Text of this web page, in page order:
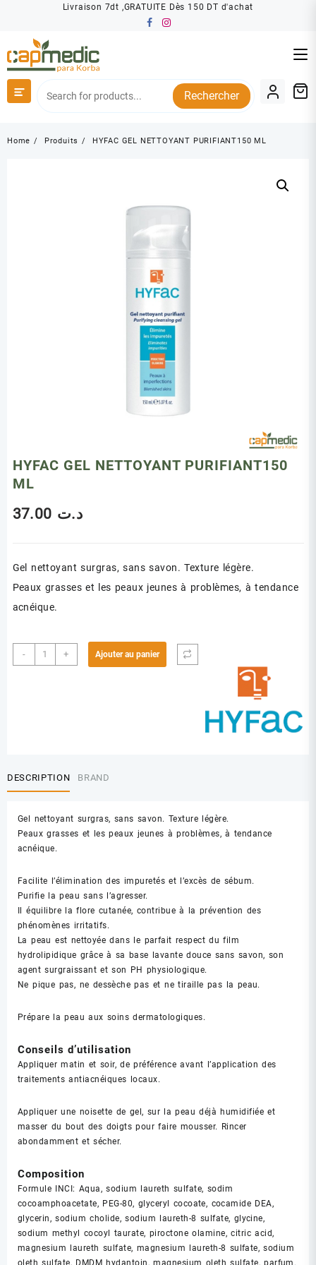
Livraison 7dt ,GRATUITE Dès 150 DT d'achat
Rechercher
Home Produits HYFAC GEL NETTOYANT PURIFIANT150 ML
HYFAC GEL NETTOYANT PURIFIANT150
ML
د.ت
Gel nettoyant surgras, sans savon. Texture légère.
Peaux grasses et les peaux jeunes à problèmes, à tendance
acnéique.
-
quantité
de
+ Ajouter au panier
DESCRIPTION BRAND
Gel nettoyant surgras, sans savon. Texture légère.
Peaux grasses et les peaux jeunes à problèmes, à tendance
acnéique.
Facilite l’élimination des impuretés et l’excès de sébum.
Purifie la peau sans l’agresser.
Il équilibre la flore cutanée, contribue à la prévention des
phénomènes irritatifs.
La peau est nettoyée dans le parfait respect du film
hydrolipidique grâce à sa base lavante douce sans savon, son
agent surgraissant et son PH physiologique.
Ne pique pas, ne dessèche pas et ne tiraille pas la peau.
Prépare la peau aux soins dermatologiques.
Conseils d’utilisation
Appliquer matin et soir, de préférence avant l’application des
traitements antiacnéiques locaux.
Appliquer une noisette de gel, sur la peau déjà humidifiée et
masser du bout des doigts pour faire mousser. Rincer
abondamment et sécher.
Composition
Formule INCI: Aqua, sodium laureth sulfate, sodim
cocoamphoacetate, PEG-80, glyceryl cocoate, cocamide DEA,
glycerin, sodium cholide, sodium laureth-8 sulfate, glycine,
sodium methyl cocoyl taurate, piroctone olamine, citric acid,
magnesium laureth sulfate, magnesium laureth-8 sulfate, sodium